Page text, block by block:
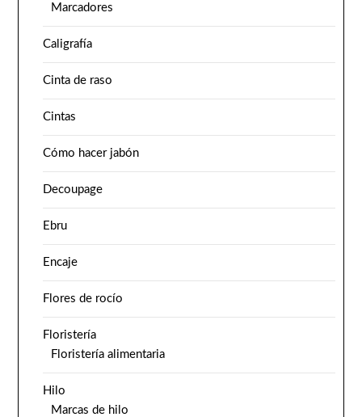
Marcadores
Caligrafía
Cinta de raso
Cintas
Cómo hacer jabón
Decoupage
Ebru
Encaje
Flores de rocío
Floristería
Floristería alimentaria
Hilo
Marcas de hilo